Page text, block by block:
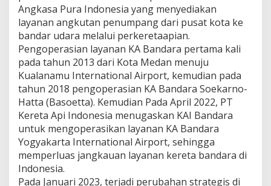
Angkasa Pura Indonesia yang menyediakan
layanan angkutan penumpang dari pusat kota ke
bandar udara melalui perkeretaapian.
Pengoperasian layanan KA Bandara pertama kali
pada tahun 2013 dari Kota Medan menuju
Kualanamu International Airport, kemudian pada
tahun 2018 pengoperasian KA Bandara Soekarno-
Hatta (Basoetta). Kemudian Pada April 2022, PT
Kereta Api Indonesia menugaskan KAI Bandara
untuk mengoperasikan layanan KA Bandara
Yogyakarta International Airport, sehingga
memperluas jangkauan layanan kereta bandara di
Indonesia.
Pada Januari 2023, terjadi perubahan strategis di